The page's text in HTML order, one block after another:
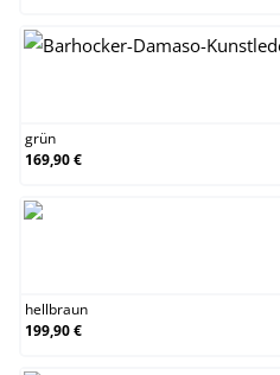
grün
169,90 €
hellbraun
199,90 €